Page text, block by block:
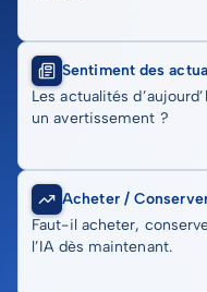
Sentiment des
Les actualités
un avertissement ?
Acheter /
Faut-il acheter,
l’IA dès maintenant.